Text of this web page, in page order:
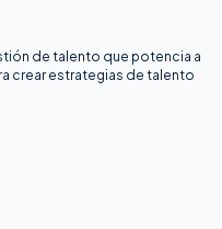
de talento que potencia a
crear estrategias de talento